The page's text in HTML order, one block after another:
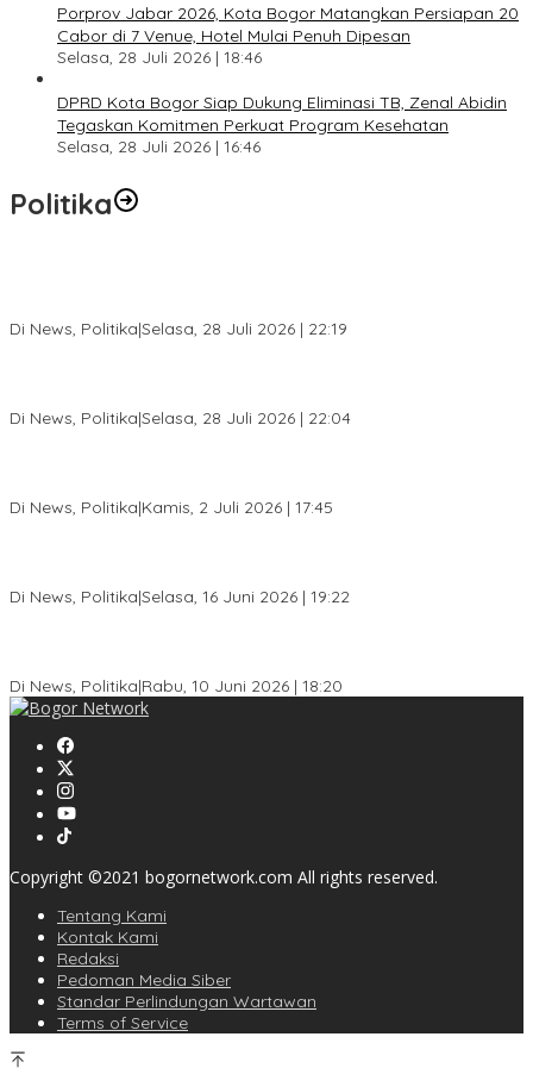
Porprov Jabar 2026, Kota Bogor Matangkan Persiapan 20
Cabor di 7 Venue, Hotel Mulai Penuh Dipesan
Selasa, 28 Juli 2026 | 18:46
DPRD Kota Bogor Siap Dukung Eliminasi TB, Zenal Abidin
Tegaskan Komitmen Perkuat Program Kesehatan
Selasa, 28 Juli 2026 | 16:46
Politika
Di News, Politika|Selasa, 28 Juli 2026 | 22:19
Di News, Politika|Selasa, 28 Juli 2026 | 22:04
Di News, Politika|Kamis, 2 Juli 2026 | 17:45
Di News, Politika|Selasa, 16 Juni 2026 | 19:22
Di News, Politika|Rabu, 10 Juni 2026 | 18:20
Copyright ©2021 bogornetwork.com All rights reserved.
Tentang Kami
Kontak Kami
Redaksi
Pedoman Media Siber
Standar Perlindungan Wartawan
Terms of Service